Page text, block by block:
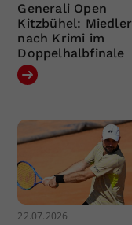
Generali Open
Kitzbühel: Miedler
nach Krimi im
Doppelhalbfinale
22.07.2026